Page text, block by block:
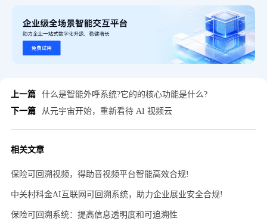
上一篇
什么是智能外呼系统?它的的核心功能是什么?
下一篇
从元宇宙开始，重新看待 AI 视频云
相关文章
保险可回溯视频，得助音视频平台智能高效合规!
中关村科金AI互联网可回溯系统，助力企业展业安全合规!
保险可回溯系统：提高信息透明度和可追溯性